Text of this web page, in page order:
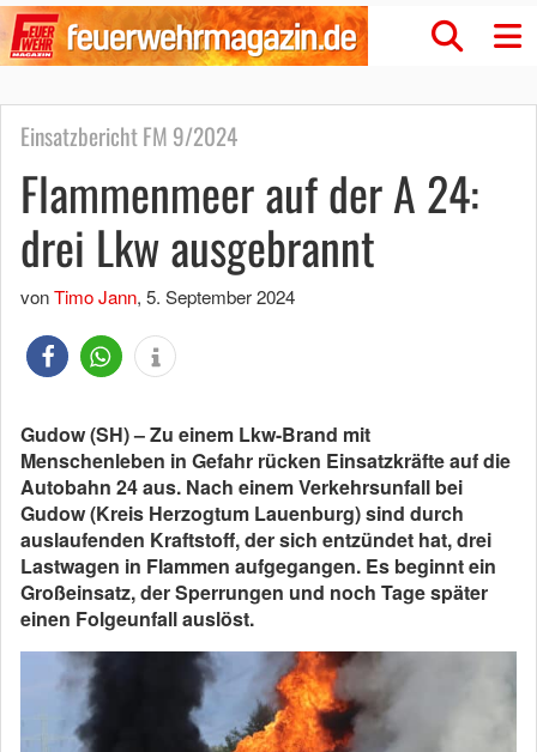
Einsatzbericht FM 9/2024
Flammenmeer auf der A 24:
drei Lkw ausgebrannt
vonTimo Jann, 5. September 2024
Gudow (SH) – Zu einem Lkw-Brand mit
Menschenleben in Gefahr rücken Einsatzkräfte auf die
Autobahn 24 aus. Nach einem Verkehrsunfall bei
Gudow (Kreis Herzogtum Lauenburg) sind durch
auslaufenden Kraftstoff, der sich entzündet hat, drei
Lastwagen in Flammen aufgegangen. Es beginnt ein
Großeinsatz, der Sperrungen und noch Tage später
einen Folgeunfall auslöst.